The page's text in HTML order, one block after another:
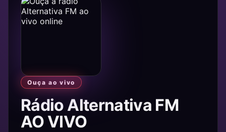
Ouça ao vivo
Rádio Alternativa FM
AO VIVO